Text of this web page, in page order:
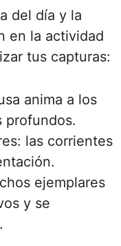
del día y la
en la actividad
tus capturas:
anima a los
profundos.
las corrientes
ejemplares
y se